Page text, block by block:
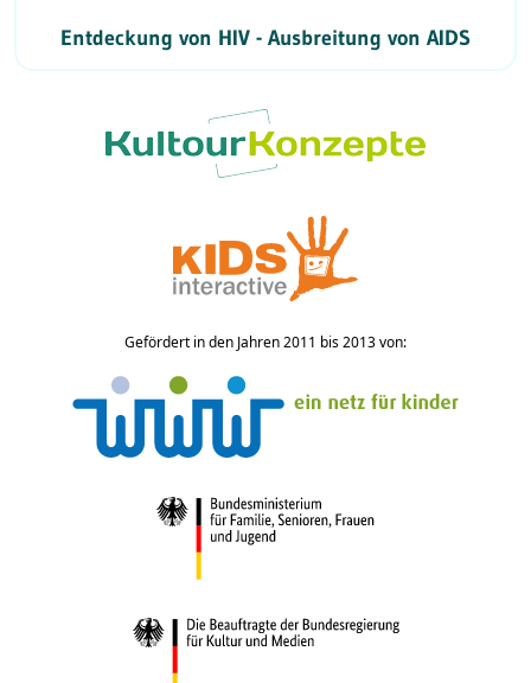
Entdeckung von HIV - Ausbreitung von AIDS
Gefördert in den Jahren 2011 bis 2013 von: